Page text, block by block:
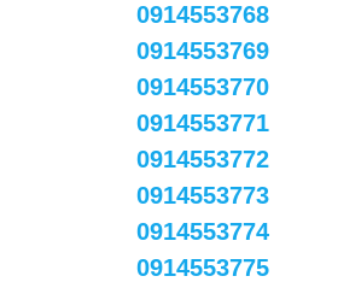
0914553768
0914553769
0914553770
0914553771
0914553772
0914553773
0914553774
0914553775